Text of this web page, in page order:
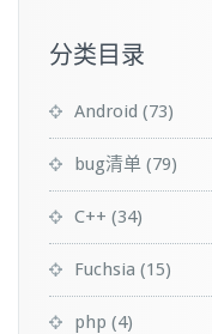
分类目录
Android (73)
bug清单 (79)
C++ (34)
Fuchsia (15)
php (4)